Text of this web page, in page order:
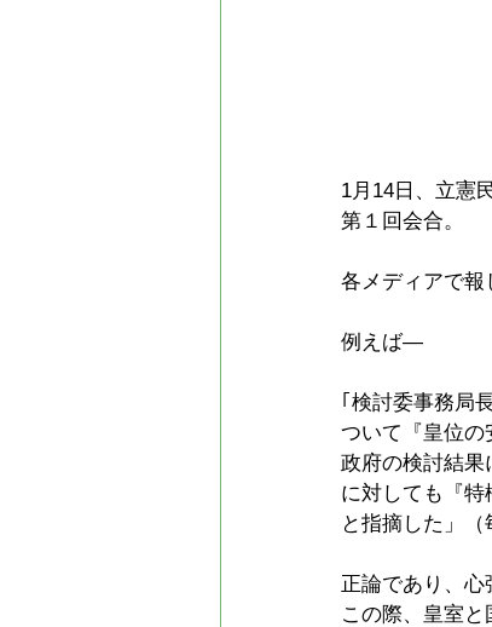
1月14日、立憲
第１回会合。
各メディアで報
例えば―
｢検討委事務局
ついて『皇位の
政府の検討結果
に対しても『特
と指摘した」（
正論であり、心
この際、皇室と